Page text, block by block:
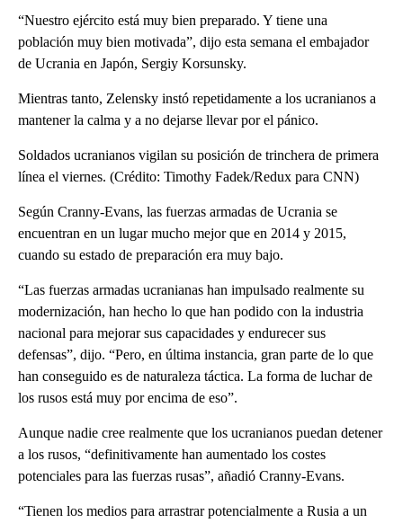
“Nuestro ejército está muy bien preparado. Y tiene una
población muy bien motivada”, dijo esta semana el embajador
de Ucrania en Japón, Sergiy Korsunsky.
Mientras tanto, Zelensky instó repetidamente a los ucranianos a
mantener la calma y a no dejarse llevar por el pánico.
Soldados ucranianos vigilan su posición de trinchera de primera
línea el viernes. (Crédito: Timothy Fadek/Redux para CNN)
Según Cranny-Evans, las fuerzas armadas de Ucrania se
encuentran en un lugar mucho mejor que en 2014 y 2015,
cuando su estado de preparación era muy bajo.
“Las fuerzas armadas ucranianas han impulsado realmente su
modernización, han hecho lo que han podido con la industria
nacional para mejorar sus capacidades y endurecer sus
defensas”, dijo. “Pero, en última instancia, gran parte de lo que
han conseguido es de naturaleza táctica. La forma de luchar de
los rusos está muy por encima de eso”.
Aunque nadie cree realmente que los ucranianos puedan detener
a los rusos, “definitivamente han aumentado los costes
potenciales para las fuerzas rusas”, añadió Cranny-Evans.
“Tienen los medios para arrastrar potencialmente a Rusia a un